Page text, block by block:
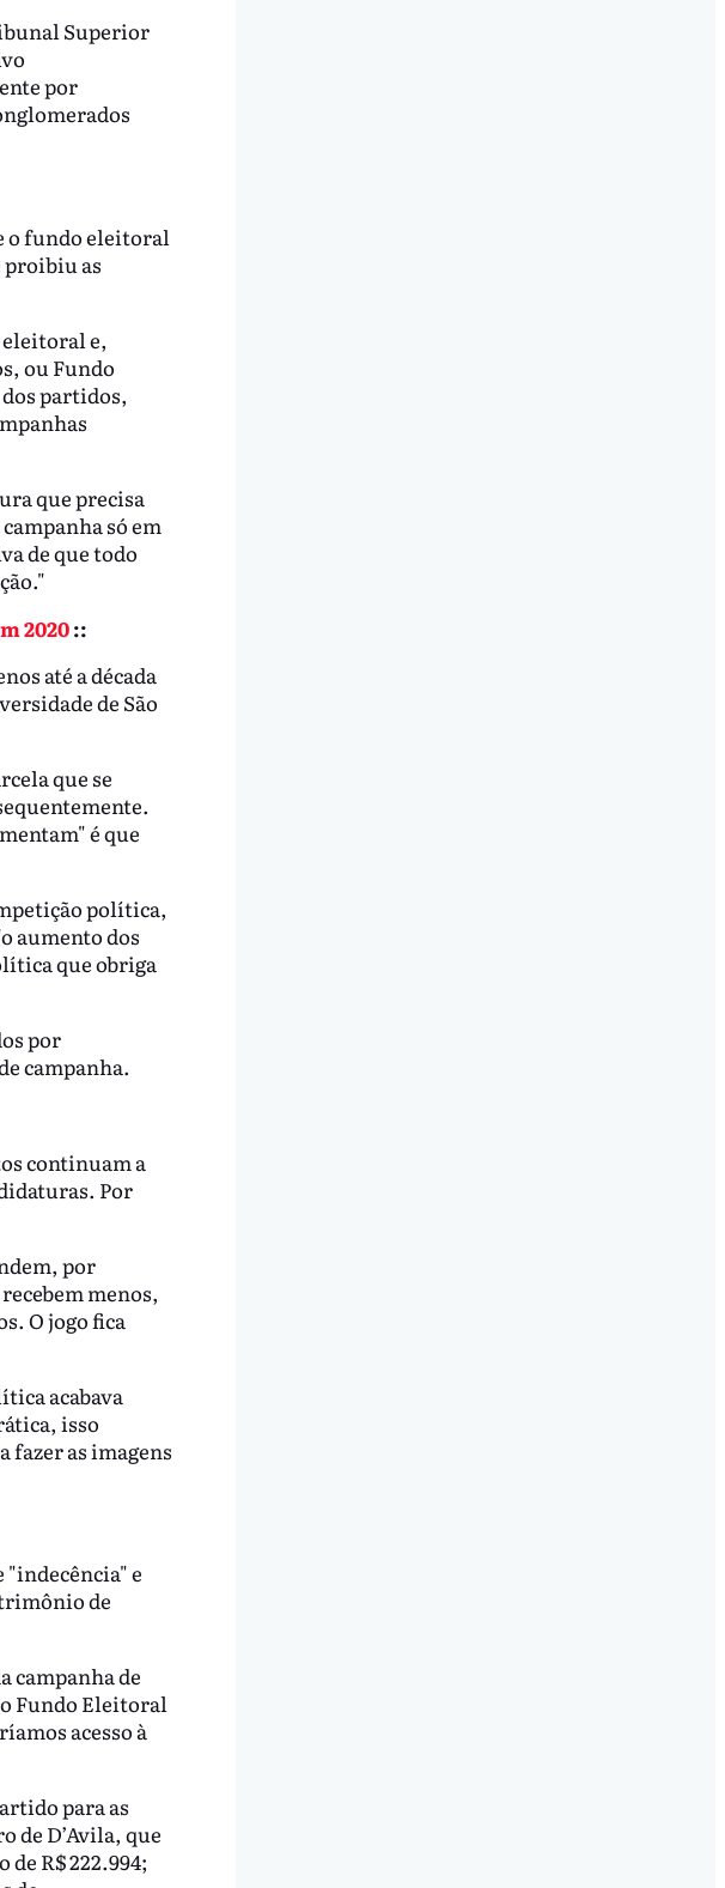
Superior
por
o fundo eleitoral
proibiu as
eleitoral e,
ou Fundo
partidos,
que precisa
só em
de que todo
2020::
até a década
de São
que se
é que
política,
aumento dos
que obriga
por
campanha.
continuam a
Por
por
menos,
O jogo fica
acabava
isso
fazer as imagens
"indecência" e
de
campanha de
Fundo Eleitoral
acesso à
para as
de D’Avila, que
R$ 222.994;